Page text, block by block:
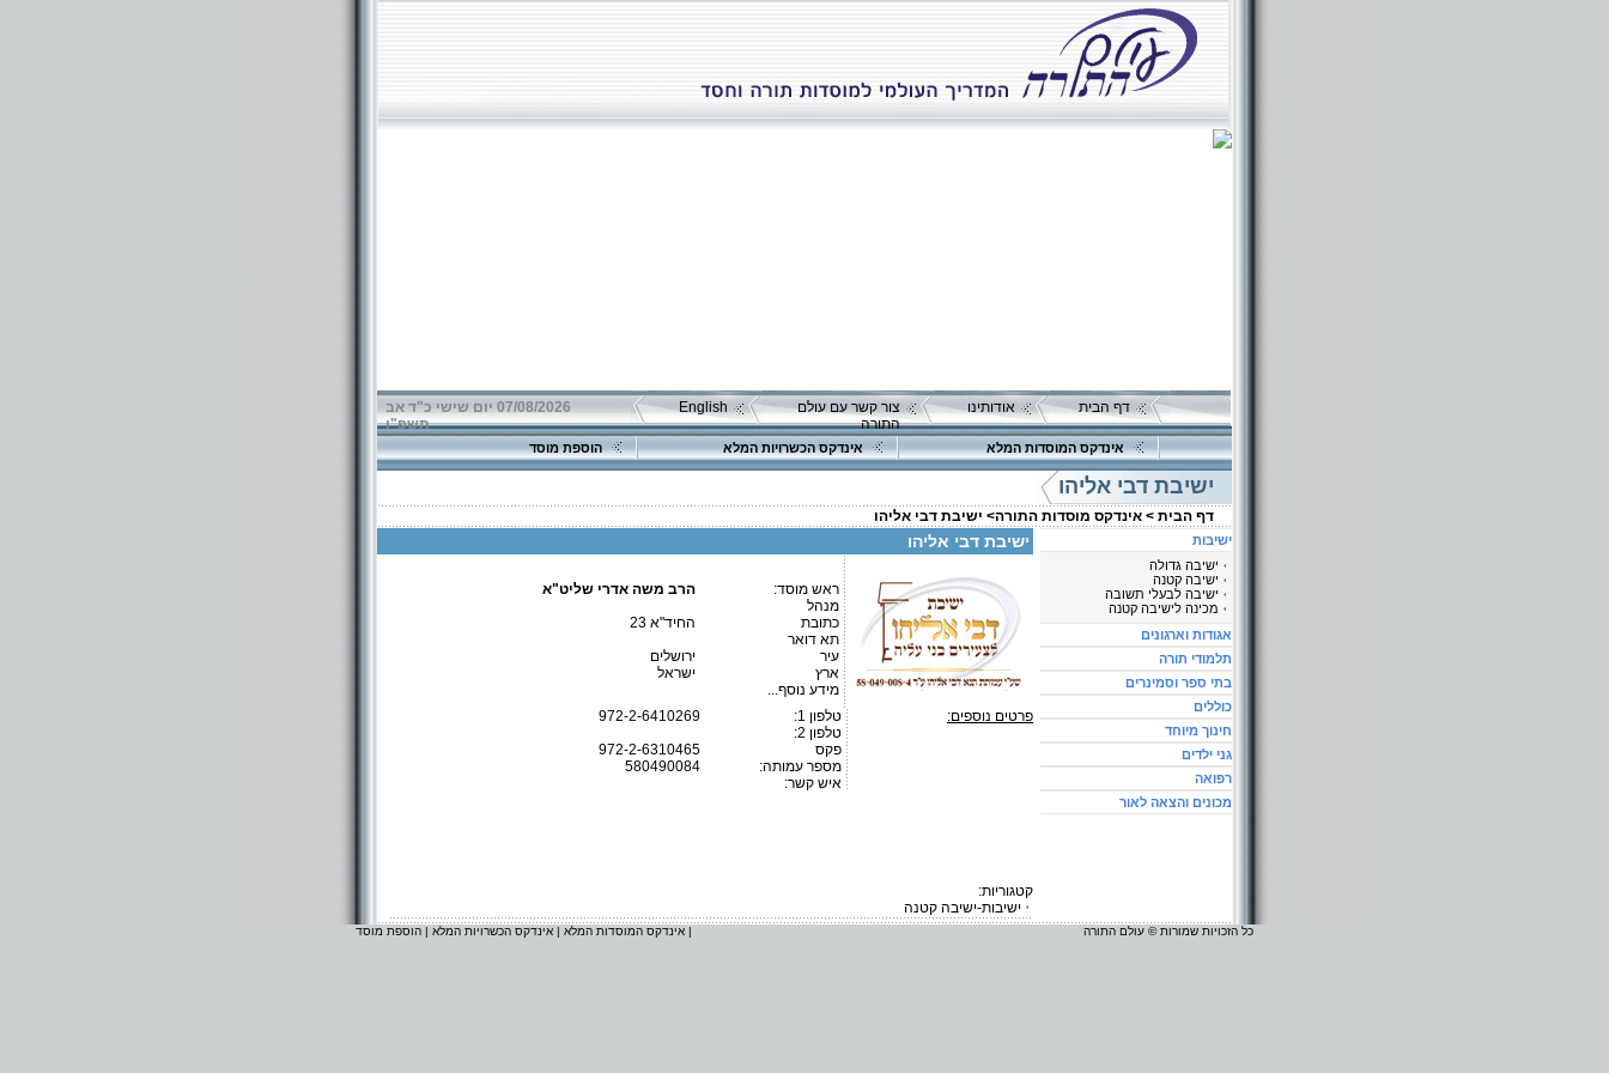
דף הבית אודותינו
צור קשר עם עולם
התורה
English
07/08/2026 יום שישי כ"ד אב
תשפ"ו
אינדקס המוסדות המלא אינדקס הכשרויות המלא הוספת מוסד
ישיבת דבי אליהו
דף הבית > אינדקס מוסדות התורה> ישיבת דבי אליהו
ישיבת דבי אליהו
ראש מוסד:
הרב משה אדרי שליט"א
מנהל
כתובת
החיד"א 23
תא דואר
עיר
ירושלים
ארץ
ישראל
מידע נוסף...
פרטים נוספים:
טלפון 1:
טלפון 2:
פקס
מספר עמותה:
איש קשר:
972-2-6410269
972-2-6310465
580490084
קטגוריות:
ישיבות-ישיבה קטנה
ישיבות
ישיבה גדולה
ישיבה קטנה
ישיבה לבעלי תשובה
מכינה לישיבה קטנה
אגודות וארגונים
תלמודי תורה
בתי ספר וסמינרים
כוללים
חינוך מיוחד
גני ילדים
רפואה
מכונים והצאה לאור
כל הזכויות שמורות © עולם התורה אינדקס המוסדות המלא | אינדקס הכשרויות המלא | הוספת מוסד |